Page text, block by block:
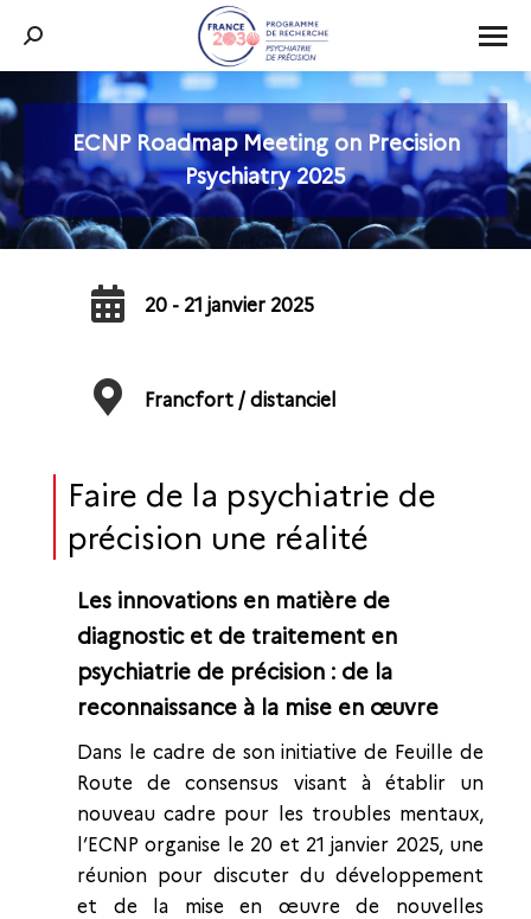
Recherche
:
ECNP Roadmap Meeting on Precision
Psychiatry 2025
Vous êtes ici :
20 - 21 janvier 2025
Francfort / distanciel
Faire de la psychiatrie de
précision une réalité
Les innovations en matière de
diagnostic et de traitement en
psychiatrie de précision : de la
reconnaissance à la mise en œuvre
Dans le cadre de son initiative de Feuille de
Route de consensus visant à établir un
nouveau cadre pour les troubles mentaux,
l’ECNP organise le 20 et 21 janvier 2025, une
réunion pour discuter du développement
et de la mise en œuvre de nouvelles